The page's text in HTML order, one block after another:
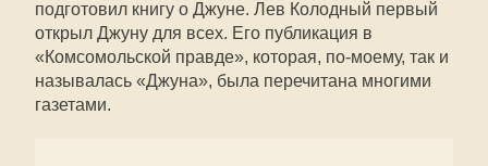
подготовил книгу о Джуне. Лев Колодный первый
открыл Джуну для всех. Его публикация в
«Комсомольской правде», которая, по-моему, так и
называлась «Джуна», была перечитана многими
газетами.